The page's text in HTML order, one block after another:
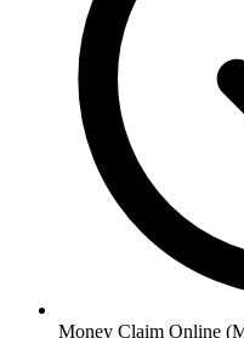
Money Claim Online